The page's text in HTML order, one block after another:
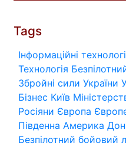
Tags
Інформаційні
Технологія
Збройні сили України
Бізнес Київ
Росіяни Європа
Південна Америка
Безпілотний бойовий